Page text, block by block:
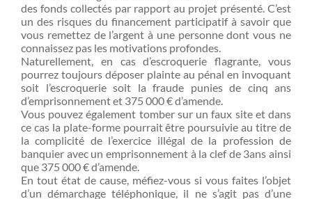
des fonds collectés par rapport au projet présenté. C’est
un des risques du financement participatif à savoir que
vous remettez de l’argent à une personne dont vous ne
connaissez pas les motivations profondes.
Naturellement, en cas d’escroquerie flagrante, vous
pourrez toujours déposer plainte au pénal en invoquant
soit l’escroquerie soit la fraude punies de cinq ans
d’emprisonnement et 375 000 € d’amende.
Vous pouvez également tomber sur un faux site et dans
ce cas la plate-forme pourrait être poursuivie au titre de
la complicité de l’exercice illégal de la profession de
banquier avec un emprisonnement à la clef de 3ans ainsi
que 375 000 € d’amende.
En tout état de cause, méfiez-vous si vous faites l’objet
d’un démarchage téléphonique, il ne s’agit pas d’une